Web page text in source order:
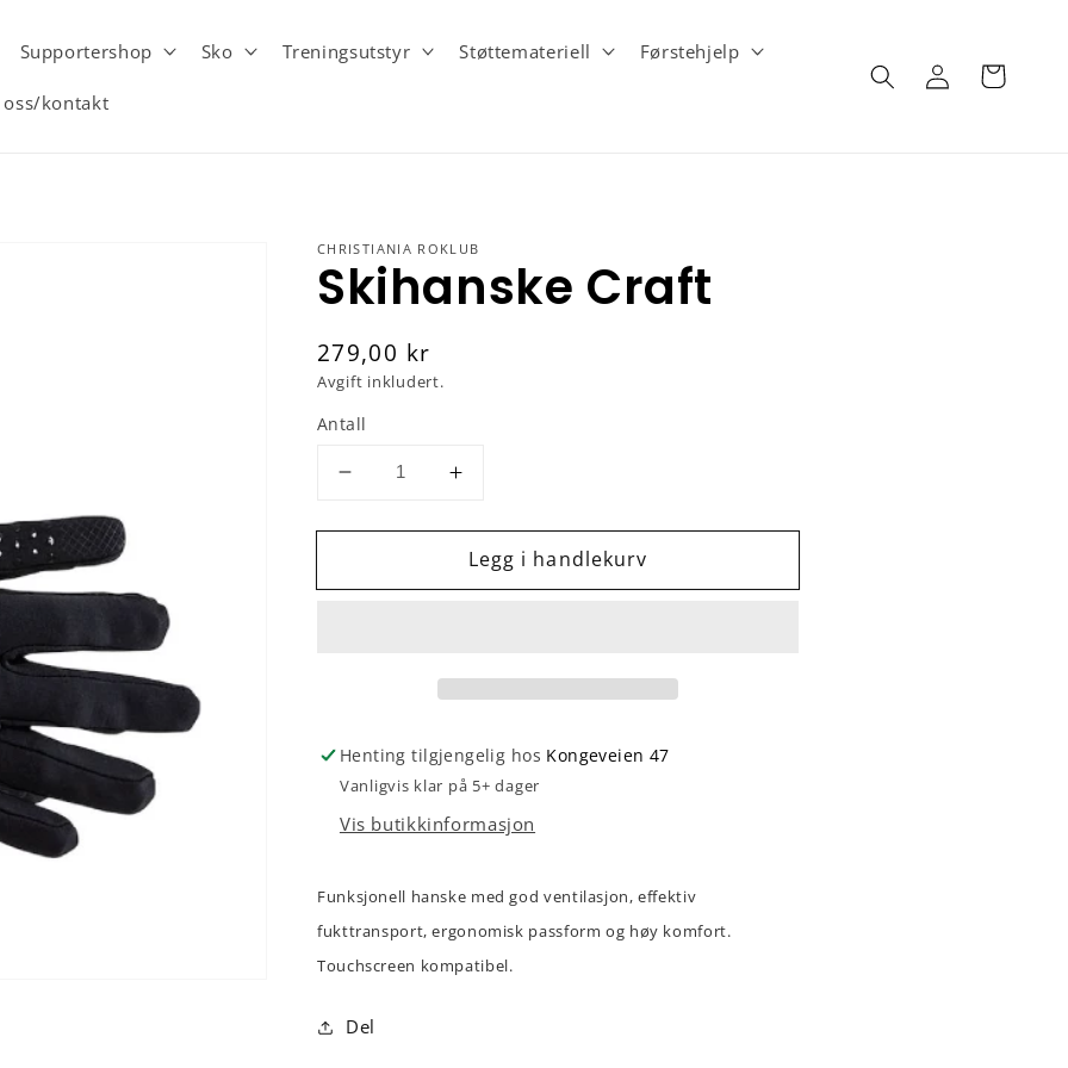
Supportershop Sko Treningsutstyr Støttemateriell Førstehjelp
oss/kontakt
Logg
inn
Handlekurv
CHRISTIANIA ROKLUB
Skihanske Craft
Vanlig
pris
279,00 kr
Avgift inkludert.
Antall
Senk
for
Craft
Øk
for
Skihanske
Craft
Legg i handlekurv
Henting tilgjengelig hos Kongeveien 47
Vanligvis klar på 5+ dager
Vis butikkinformasjon
Funksjonell hanske med god ventilasjon, effektiv
fukttransport, ergonomisk passform og høy komfort.
Touchscreen kompatibel.
Del